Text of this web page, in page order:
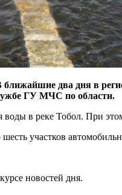
два дня в регионе
ГУ МЧС по области.
в реке Тобол. При
участков
новостей дня.